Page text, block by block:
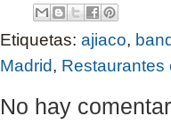
Etiquetas: ajiaco,
Madrid, Restaurantes
No hay